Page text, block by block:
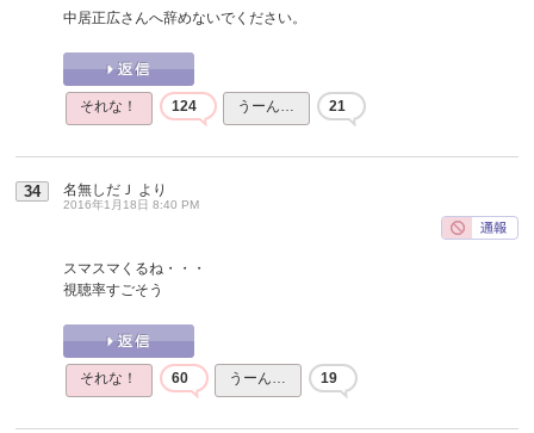
中居正広さんへ辞めないでください。
それな！ 124 うーん… 21
34 名無しだＪ より
2016年1月18日 8:40 PM
スマスマくるね・・・
視聴率すごそう
それな！ 60 うーん… 19